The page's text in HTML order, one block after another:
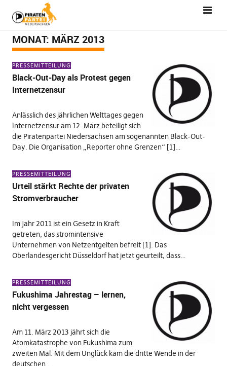
MONAT: MÄRZ 2013
PRESSEMITTEILUNG
Black-Out-Day als Protest gegen
Internetzensur
Anlässlich des jährlichen Welttages gegen
Internetzensur am 12. März beteiligt sich
die Piratenpartei Niedersachsen am sogenannten Black-Out-
Day. Die Organisation „Reporter ohne Grenzen“ [1]…
PRESSEMITTEILUNG
Urteil stärkt Rechte der privaten
Stromverbraucher
Im Jahr 2011 ist ein Gesetz in Kraft
getreten, das stromintensive
Unternehmen von Netzentgelten befreit [1]. Das
Oberlandesgericht Düsseldorf hat jetzt geurteilt, dass…
PRESSEMITTEILUNG
Fukushima Jahrestag – lernen,
nicht vergessen
Am 11. März 2013 jährt sich die
Atomkatastrophe von Fukushima zum
zweiten Mal. Mit dem Unglück kam die dritte Wende in der
deutschen…